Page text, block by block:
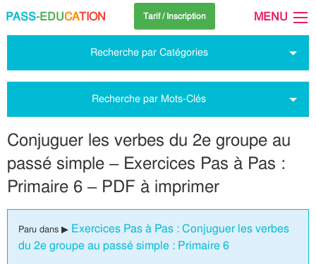
PASS-EDUCATION Tarif / Inscription MENU
Recherche par Catégories
Recherche par Mots-Clés
Conjuguer les verbes du 2e groupe au
passé simple – Exercices Pas à Pas :
Primaire 6 – PDF à imprimer
Paru dans ▶ Exercices Pas à Pas : Conjuguer les verbes
du 2e groupe au passé simple : Primaire 6